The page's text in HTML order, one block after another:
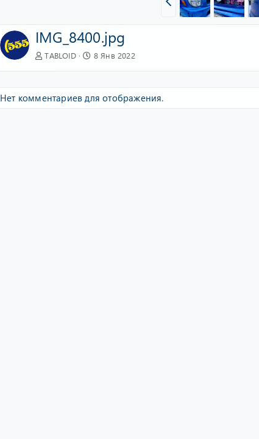
IMG_8400.jpg
TABLOID 8 Янв 2022
Нет комментариев для отображения.